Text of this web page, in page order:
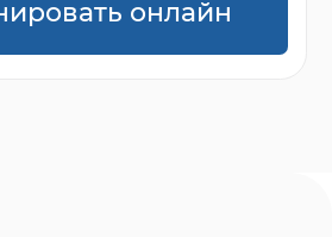
онлайн